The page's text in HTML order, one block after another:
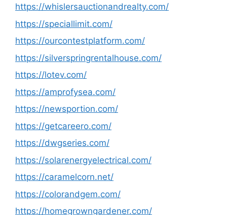
https://whislersauctionandrealty.com/
https://speciallimit.com/
https://ourcontestplatform.com/
https://silverspringrentalhouse.com/
https://lotev.com/
https://amprofysea.com/
https://newsportion.com/
https://getcareero.com/
https://dwgseries.com/
https://solarenergyelectrical.com/
https://caramelcorn.net/
https://colorandgem.com/
https://homegrowngardener.com/